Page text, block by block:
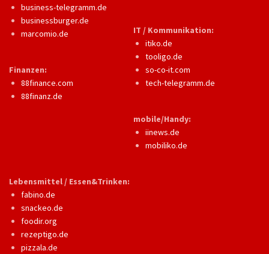
business-telegramm.de
businessburger.de
marcomio.de
Finanzen:
88finance.com
88finanz.de
IT / Kommunikation:
itiko.de
tooligo.de
so-co-it.com
tech-telegramm.de
mobile/Handy:
iinews.de
mobiliko.de
Lebensmittel / Essen&Trinken:
fabino.de
snackeo.de
foodir.org
rezeptigo.de
pizzala.de